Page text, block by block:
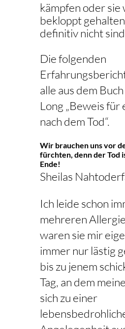
kämpfen oder
bekloppt
definitiv nicht
Die folgenden
alle aus dem
Long „Beweis für
nach dem Tod“.
Wir brauchen uns vor
fürchten, denn der Tod
Ende!
Sheilas
Ich leide schon
mehreren
waren sie mir
immer nur lästig
bis zu jenem
Tag, an dem
sich zu einer